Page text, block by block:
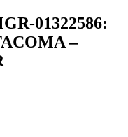
01322586:
–